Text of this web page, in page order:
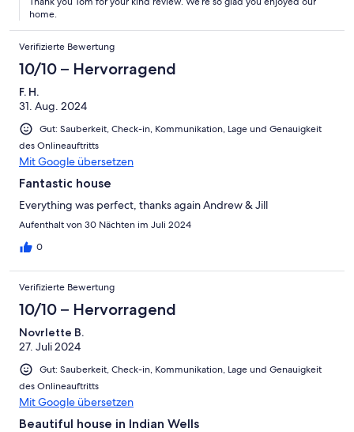
home.
Verifizierte Bewertung
10/10 – Hervorragend
F. H.
31. Aug. 2024
Gut: Sauberkeit, Check-in, Kommunikation, Lage und Genauigkeit
des Onlineauftritts
Mit Google übersetzen
Fantastic house
Everything was perfect, thanks again Andrew & Jill
Aufenthalt von 30 Nächten im Juli 2024
0
Verifizierte Bewertung
10/10 – Hervorragend
Novrlette B.
27. Juli 2024
Gut: Sauberkeit, Check-in, Kommunikation, Lage und Genauigkeit
des Onlineauftritts
Mit Google übersetzen
Beautiful house in Indian Wells